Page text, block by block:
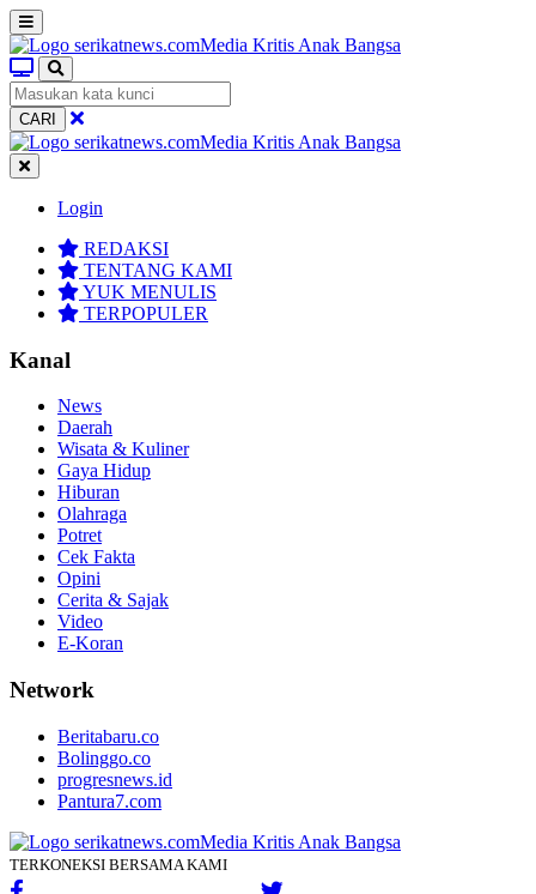
CARI
Login
REDAKSI
TENTANG KAMI
YUK MENULIS
TERPOPULER
Kanal
News
Daerah
Wisata & Kuliner
Gaya Hidup
Hiburan
Olahraga
Potret
Cek Fakta
Opini
Cerita & Sajak
Video
E-Koran
Network
Beritabaru.co
Bolinggo.co
progresnews.id
Pantura7.com
TERKONEKSI BERSAMA KAMI